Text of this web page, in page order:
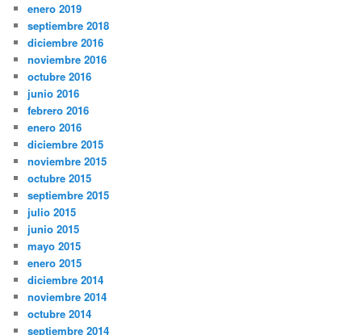
enero 2019
septiembre 2018
diciembre 2016
noviembre 2016
octubre 2016
junio 2016
febrero 2016
enero 2016
diciembre 2015
noviembre 2015
octubre 2015
septiembre 2015
julio 2015
junio 2015
mayo 2015
enero 2015
diciembre 2014
noviembre 2014
octubre 2014
septiembre 2014